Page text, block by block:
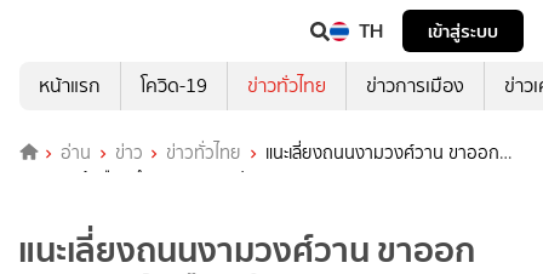
TH
เข้าสู่ระบบ
หน้าแรก
โควิด-19 ข่าวทั่วไทย ข่าวการเมือง ข่าว
อ่าน ข่าว ข่าวทั่วไทย
แนะเลี่ยงถนนงามวงศ์วาน ขาออก
บริเวณหน้าเรือนจำกลางคลองเปรม 10-11 พ.ค. 69
แนะเลี่ยงถนนงามวงศ์วาน ขาออก